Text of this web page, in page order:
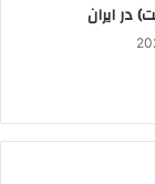
در ایران